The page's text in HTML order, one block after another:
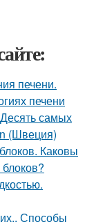
печени.
печени
самых
(Швеция)
Каковы
Способы